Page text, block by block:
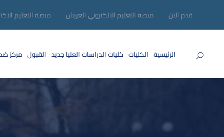
قدم الان منصة التعليم الالكتروني العريش منصة التعليم
الرئيسية الكليات كليات الدراسات العلياجديد القبول مركز